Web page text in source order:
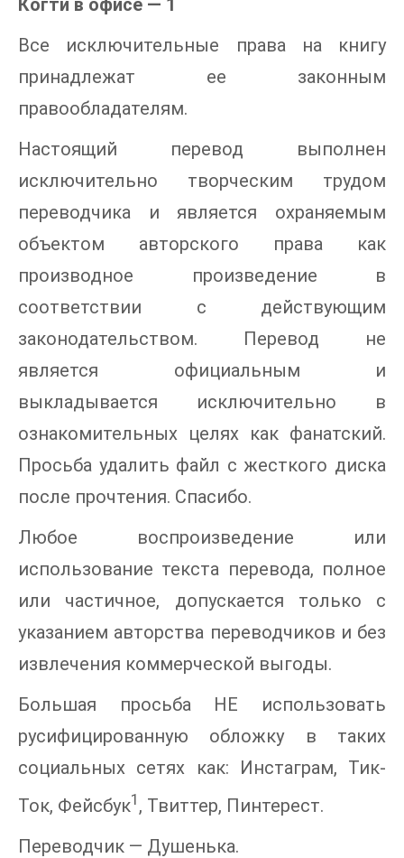
Когти в офисе — 1
Все исключительные права на книгу
принадлежат ее законным
правообладателям.
Настоящий перевод выполнен
исключительно творческим трудом
переводчика и является охраняемым
объектом авторского права как
производное произведение в
соответствии с действующим
законодательством. Перевод не
является официальным и
выкладывается исключительно в
ознакомительных целях как фанатский.
Просьба удалить файл с жесткого диска
после прочтения. Спасибо.
Любое воспроизведение или
использование текста перевода, полное
или частичное, допускается только с
указанием авторства переводчиков и без
извлечения коммерческой выгоды.
Большая просьба НЕ использовать
русифицированную обложку в таких
социальных сетях как: Инстаграм, Тик-
Ток, Фейсбук1 , Твиттер, Пинтерест.
Переводчик — Душенька.